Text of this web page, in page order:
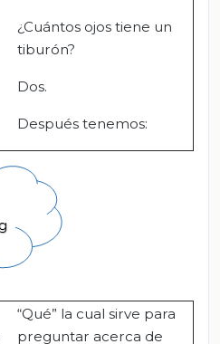
¿Cuántos ojos tiene un
tiburón?
Dos.
Después tenemos:
“Qué” la cual sirve para
preguntar acerca de